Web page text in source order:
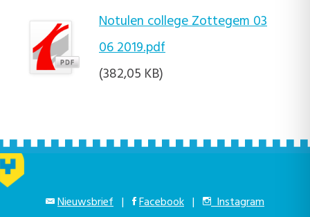
Notulen college Zottegem 03
06 2019.pdf
(382,05 KB)
Nieuwsbrief | Facebook | Instagram